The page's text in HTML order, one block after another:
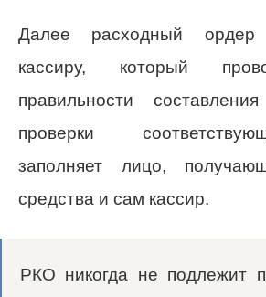
Далее расходный ордер
кассиру, который
правильности
проверки
заполняет лицо,
средства и сам кассир.
РКО никогда не подлежит